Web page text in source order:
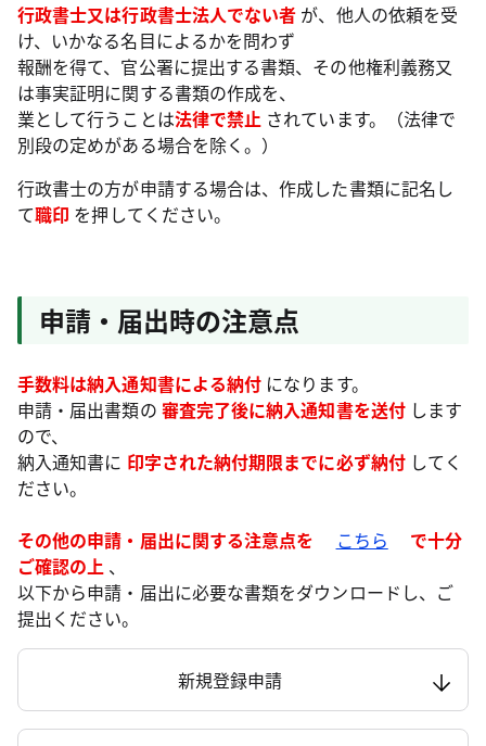
行政書士又は行政書士法人でない者 が、他人の依頼を受
け、いかなる名目によるかを問わず
報酬を得て、官公署に提出する書類、その他権利義務又
は事実証明に関する書類の作成を、
業として行うことは法律で禁止 されています。（法律で
別段の定めがある場合を除く。）
行政書士の方が申請する場合は、作成した書類に記名し
て職印 を押してください。
申請・届出時の注意点
手数料は納入通知書による納付 になります。
申請・届出書類の 審査完了後に納入通知書を送付 します
ので、
納入通知書に 印字された納付期限までに必ず納付 してく
ださい。
その他の申請・届出に関する注意点を
こちら
で十分
ご確認の上 、
以下から申請・届出に必要な書類をダウンロードし、ご
提出ください。
新規登録申請